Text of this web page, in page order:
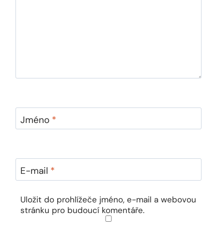
Jméno *
E-mail *
Uložit do prohlížeče jméno, e-mail a webovou
stránku pro budoucí komentáře.